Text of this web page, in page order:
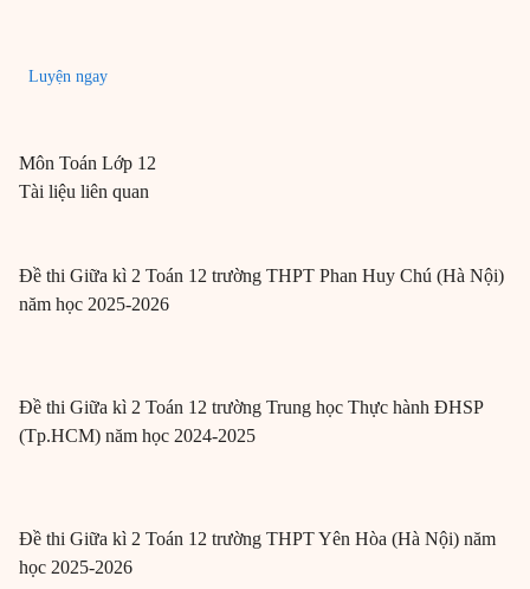
Luyện ngay
Môn Toán Lớp 12
Tài liệu liên quan
Đề thi Giữa kì 2 Toán 12 trường THPT Phan Huy Chú (Hà Nội)
năm học 2025-2026
Đề thi Giữa kì 2 Toán 12 trường Trung học Thực hành ĐHSP
(Tp.HCM) năm học 2024-2025
Đề thi Giữa kì 2 Toán 12 trường THPT Yên Hòa (Hà Nội) năm
học 2025-2026